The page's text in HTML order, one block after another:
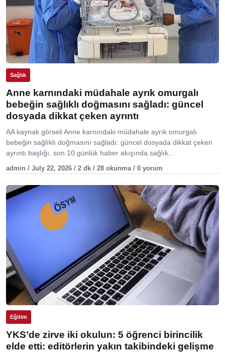
Sağlık
Anne karnındaki müdahale ayrık omurgalı
bebeğin sağlıklı doğmasını sağladı: güncel
dosyada dikkat çeken ayrıntı
AA kaynak görseli Anne karnındaki müdahale ayrık omurgalı
bebeğin sağlıklı doğmasını sağladı: güncel dosyada dikkat çeken
ayrıntı başlığı, son 10 günlük haber akışında sağlık...
admin / July 22, 2026 / 2 dk / 28 okunma / 0 yorum
Eğitim
YKS’de zirve iki okulun: 5 öğrenci birincilik
elde etti: editörlerin yakın takibindeki gelişme